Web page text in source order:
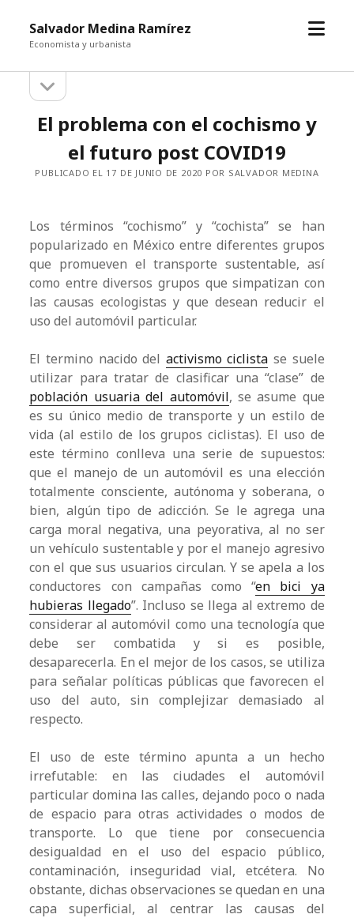
Salvador Medina Ramírez
Economista y urbanista
abrir
Barra
lateral
la
lateral
El problema con el cochismo y
el futuro post COVID19
PUBLICADO EL 17 DE JUNIO DE 2020 POR SALVADOR MEDINA
Los términos “cochismo” y “cochista” se han
popularizado en México entre diferentes grupos
que promueven el transporte sustentable, así
como entre diversos grupos que simpatizan con
las causas ecologistas y que desean reducir el
uso del automóvil particular.
El termino nacido del activismo ciclista se suele
utilizar para tratar de clasificar una “clase” de
población usuaria del automóvil, se asume que
es su único medio de transporte y un estilo de
vida (al estilo de los grupos ciclistas). El uso de
este término conlleva una serie de supuestos:
que el manejo de un automóvil es una elección
totalmente consciente, autónoma y soberana, o
bien, algún tipo de adicción. Se le agrega una
carga moral negativa, una peyorativa, al no ser
un vehículo sustentable y por el manejo agresivo
con el que sus usuarios circulan. Y se apela a los
conductores con campañas como “en bici ya
hubieras llegado”. Incluso se llega al extremo de
considerar al automóvil como una tecnología que
debe ser combatida y si es posible,
desaparecerla. En el mejor de los casos, se utiliza
para señalar políticas públicas que favorecen el
uso del auto, sin complejizar demasiado al
respecto.
El uso de este término apunta a un hecho
irrefutable: en las ciudades el automóvil
particular domina las calles, dejando poco o nada
de espacio para otras actividades o modos de
transporte. Lo que tiene por consecuencia
desigualdad en el uso del espacio público,
contaminación, inseguridad vial, etcétera. No
obstante, dichas observaciones se quedan en una
capa superficial, al centrar las causas del